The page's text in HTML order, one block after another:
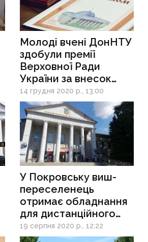
Молоді вчені ДонНТУ
здобули премії
Верховної Ради
України за внесок
у розвиток науки
14 грудня 2020 р., 13:00
У Покровську виш-
переселенець
отримає обладнання
для дистанційного
навчання
19 серпня 2020 р., 12:22